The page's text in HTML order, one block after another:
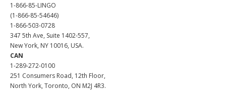
1-866-85-LINGO
(1-866-85-54646)
1-866-503-0728
347 5th Ave, Suite 1402-557,
New York, NY 10016, USA.
CAN
1-289-272-0100
251 Consumers Road, 12th Floor,
North York, Toronto, ON M2J 4R3.